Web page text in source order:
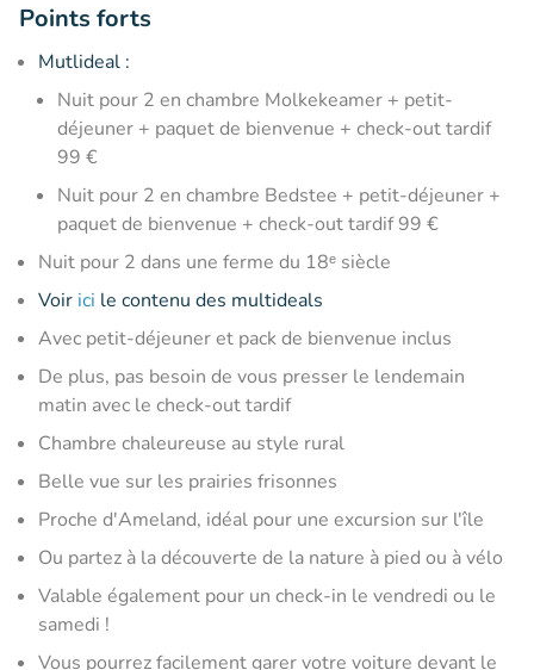
Points forts
Mutlideal :
Nuit pour 2 en chambre Molkekeamer + petit-
déjeuner + paquet de bienvenue + check-out tardif
99 €
Nuit pour 2 en chambre Bedstee + petit-déjeuner +
paquet de bienvenue + check-out tardif 99 €
Nuit pour 2 dans une ferme du 18ᵉ siècle
Voir ici le contenu des multideals
Avec petit-déjeuner et pack de bienvenue inclus
De plus, pas besoin de vous presser le lendemain
matin avec le check-out tardif
Chambre chaleureuse au style rural
Belle vue sur les prairies frisonnes
Proche d'Ameland, idéal pour une excursion sur l'île
Ou partez à la découverte de la nature à pied ou à vélo
Valable également pour un check-in le vendredi ou le
samedi !
Vous pourrez facilement garer votre voiture devant le